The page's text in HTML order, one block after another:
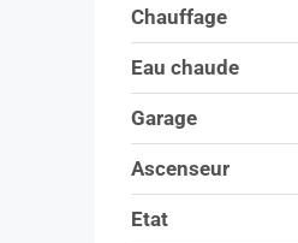
Chauffage
Eau chaude
Garage
Ascenseur
Etat